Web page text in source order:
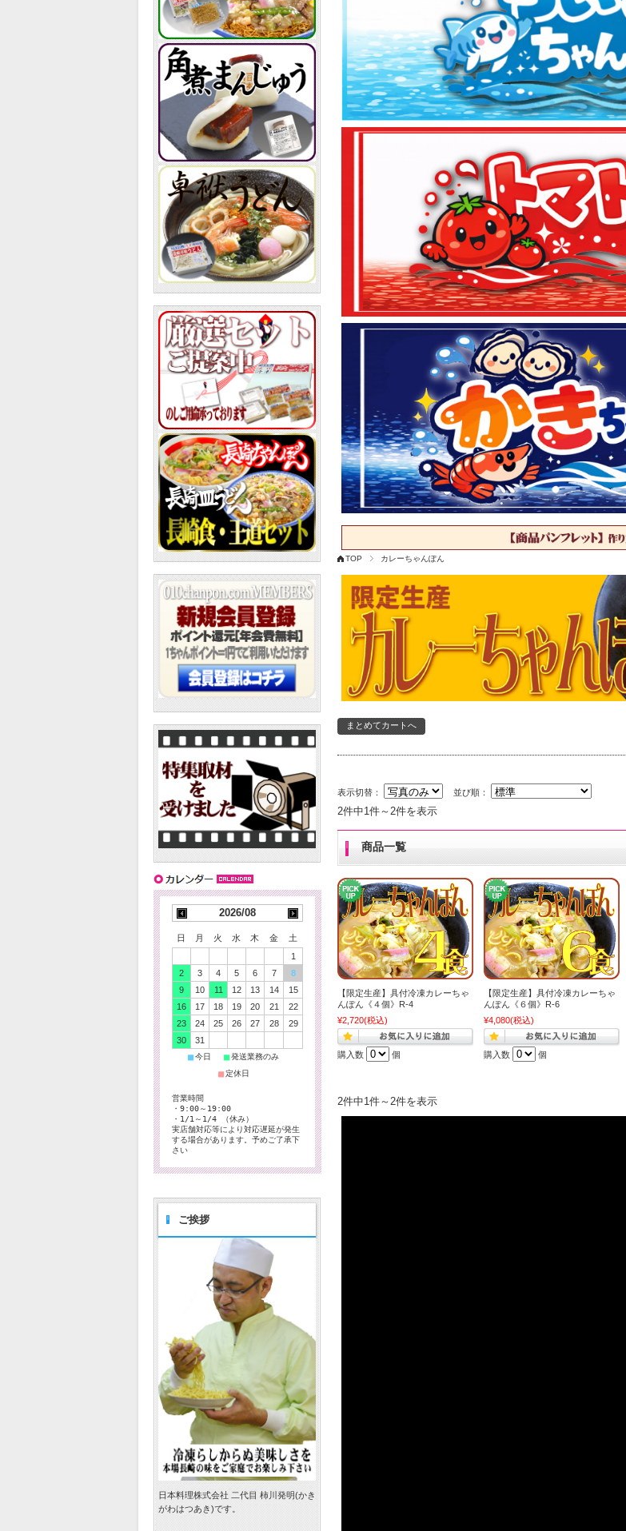
TOP カレーちゃんぽん
表示切替： 並び順：
2件中1件～2件を表示
商品一覧
【限定生産】具付冷凍カレーちゃ
んぽん《４個》R-4
¥2,720(税込)
購入数 個
【限定生産】具付冷凍カレーちゃ
んぽん《６個》R-6
¥4,080(税込)
購入数 個
2件中1件～2件を表示
2026/08
日 月 火 水 木 金
土
1
2
3 4 5 6 7
8
9
10 11 12 13 14
15
16
17 18 19 20 21
22
23
24 25 26 27 28
29
30
31
■今日 ■発送業務のみ
■ 定休日
営業時間
・9:00～19:00
・1/1～1/4 （休み）
実店舗対応等により対応遅延が発生
する場合があります。予めご了承下
さい
ご挨拶
日本料理株式会社 二代目 柿川発明(かき
がわはつあき)です。